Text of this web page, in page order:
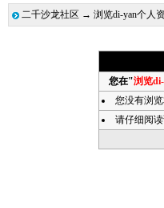
二千沙龙社区 → 浏览di-yan个人
您在"浏览
您没有浏
请仔细阅